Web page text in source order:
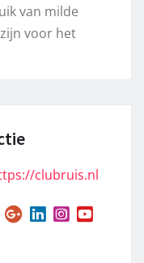
van milde
voor het
clubruis.nl